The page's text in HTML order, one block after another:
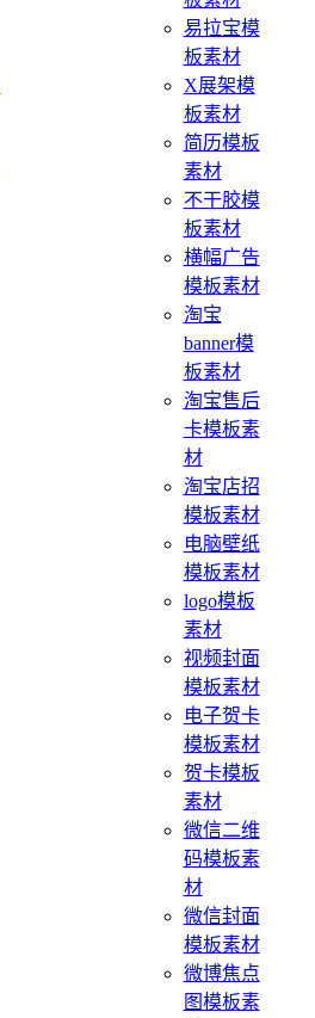
易拉宝模
板素材
X展架模
板素材
简历模板
素材
不干胶模
板素材
横幅广告
模板素材
淘宝
banner模
板素材
淘宝售后
卡模板素
材
淘宝店招
模板素材
电脑壁纸
模板素材
logo模板
素材
视频封面
模板素材
电子贺卡
模板素材
贺卡模板
素材
微信二维
码模板素
材
微信封面
模板素材
微博焦点
图模板素